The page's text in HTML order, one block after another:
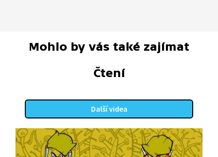
Mohlo by vás také zajímat
Čtení
Další videa